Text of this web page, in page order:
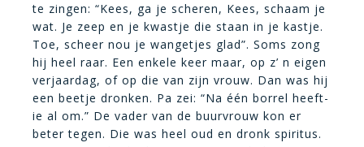
te zingen: “Kees, ga je scheren, Kees, schaam je
wat. Je zeep en je kwastje die staan in je kastje.
Toe, scheer nou je wangetjes glad”. Soms zong
hij heel raar. Een enkele keer maar, op z’ n eigen
verjaardag, of op die van zijn vrouw. Dan was hij
een beetje dronken. Pa zei: “Na één borrel heeft-
ie al om.” De vader van de buurvrouw kon er
beter tegen. Die was heel oud en dronk spiritus.